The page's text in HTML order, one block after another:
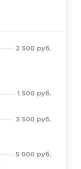
2 500 руб.
1 500 руб.
3 500 руб.
5 000 руб.